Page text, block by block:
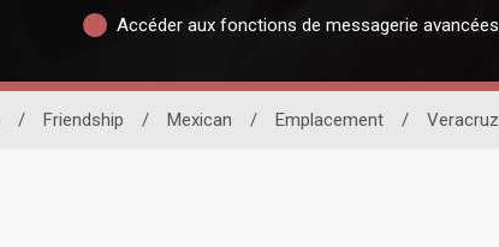
Accéder aux fonctions de messagerie avancées
/ Friendship / Mexican / Emplacement / Veracruz